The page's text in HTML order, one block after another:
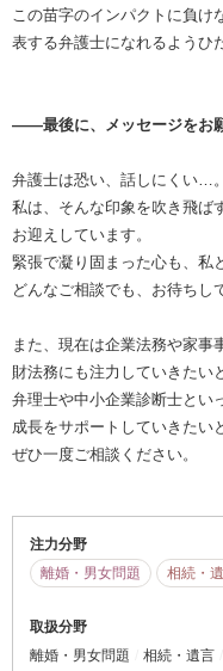
この苗字のインパクトに負け
表する弁護士になれるようひ
――最後に、メッセージをお
弁護士は恐い、話しにくい…。
私は、そんな印象を吹き飛ば
お迎えしています。
緊張で凝り固まった心も、私
どんなご相談でも、お待ちし
また、現在は企業法務や家事
財法務にも注力していきたい
弁理士や中小企業診断士とい
成長をサポートしていきたい
ぜひ一度ご相談ください。
注力分野
離婚・男女問題
相続・
取扱分野
離婚・男女問題
相続・遺言